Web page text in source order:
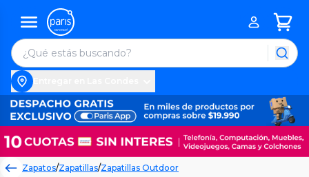
Zapatos/Zapatillas/Zapatillas Outdoor